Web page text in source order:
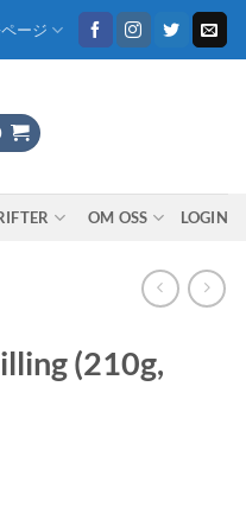
ージ
OM OSS LOGIN
(210g,